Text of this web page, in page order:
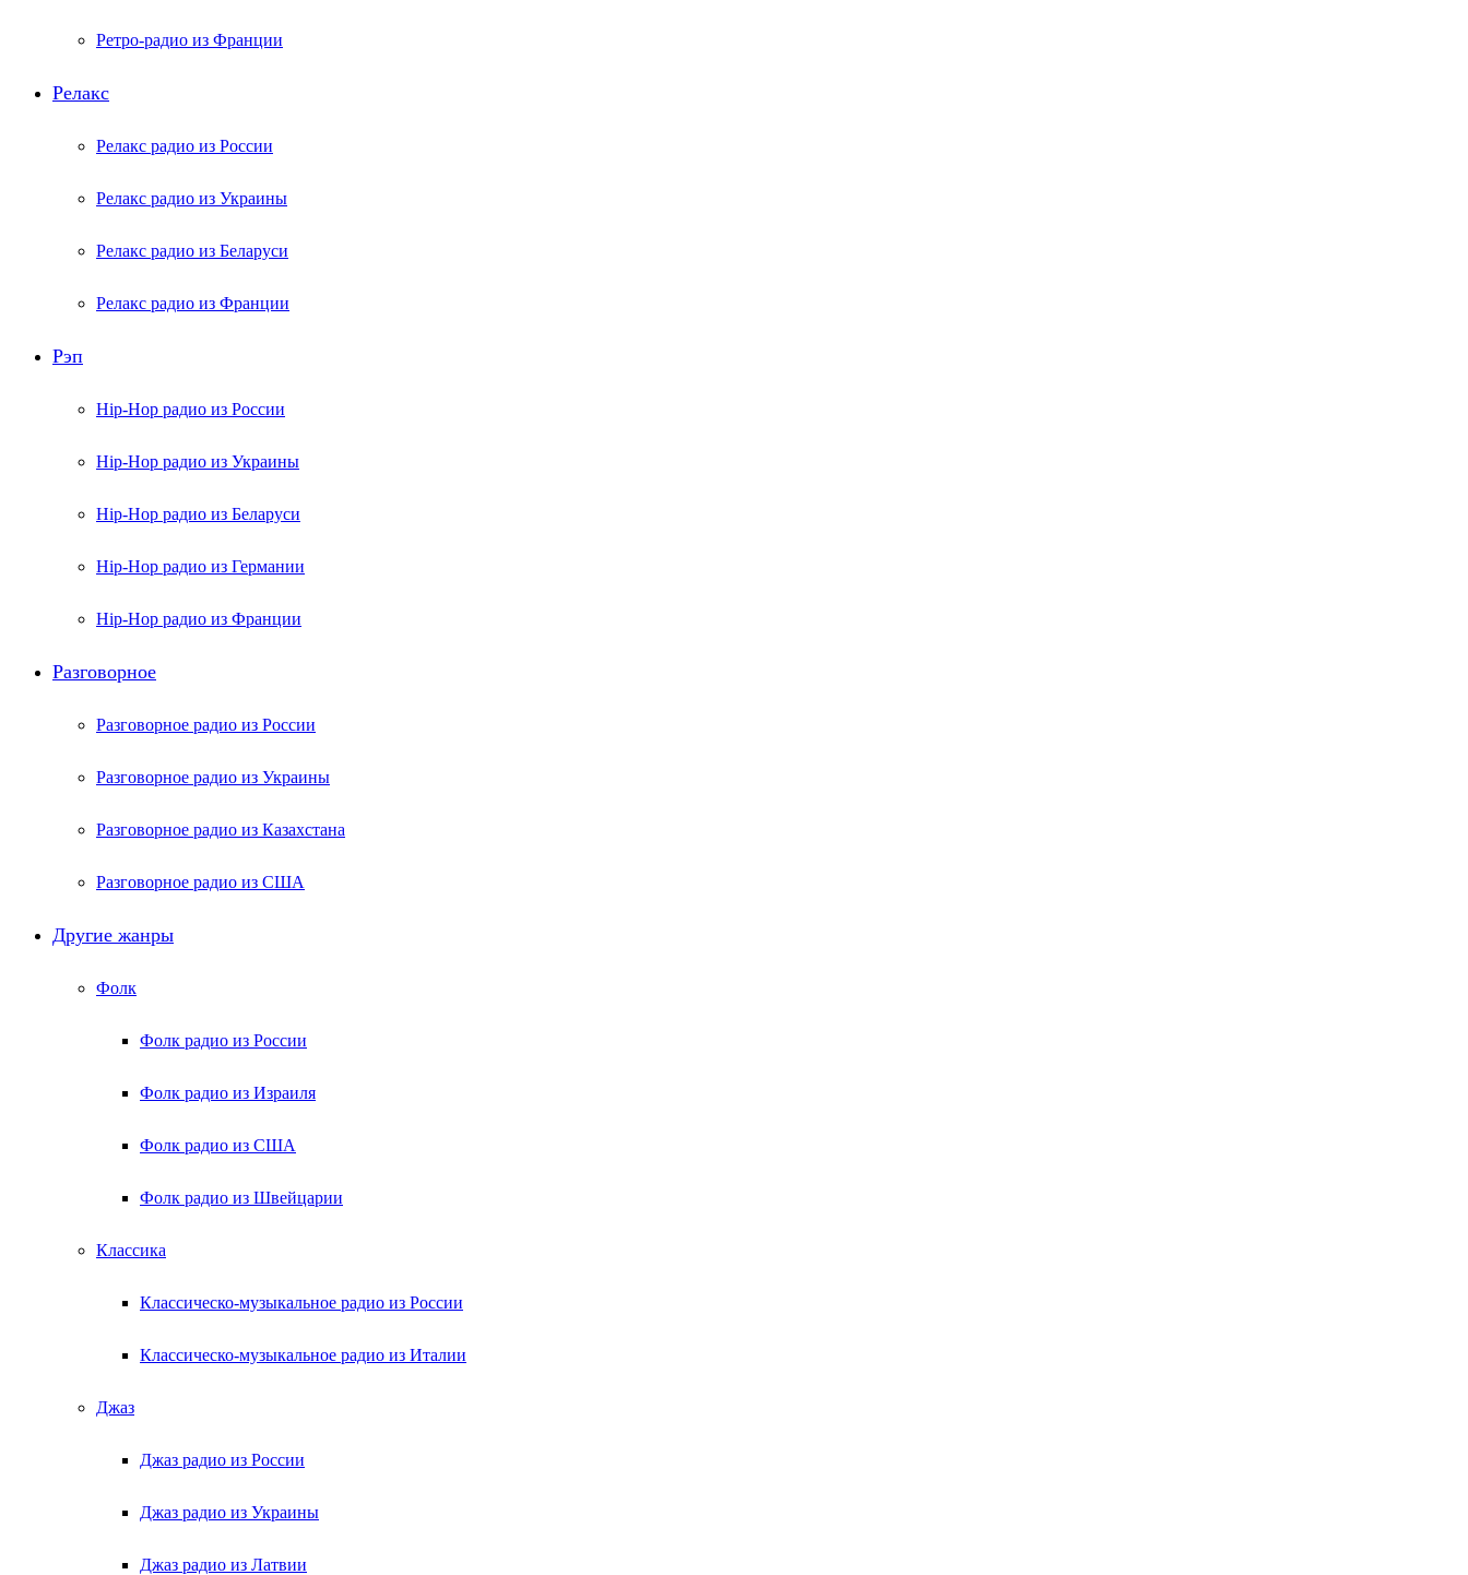
Ретро-радио из Франции
Релакс
Релакс радио из России
Релакс радио из Украины
Релакс радио из Беларуси
Релакс радио из Франции
Рэп
Hip-Hop радио из России
Hip-Hop радио из Украины
Hip-Hop радио из Беларуси
Hip-Hop радио из Германии
Hip-Hop радио из Франции
Разговорное
Разговорное радио из России
Разговорное радио из Украины
Разговорное радио из Казахстана
Разговорное радио из США
Другие жанры
Фолк
Фолк радио из России
Фолк радио из Израиля
Фолк радио из США
Фолк радио из Швейцарии
Классика
Классическо-музыкальное радио из России
Классическо-музыкальное радио из Италии
Джаз
Джаз радио из России
Джаз радио из Украины
Джаз радио из Латвии